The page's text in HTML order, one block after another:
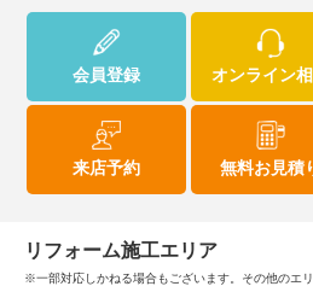
会員登録 オンライン
来店予約 無料お見積
リフォーム施工エリア
※一部対応しかねる場合もございます。その他のエリ